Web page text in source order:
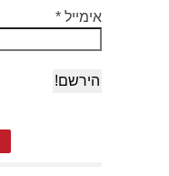
אימייל *